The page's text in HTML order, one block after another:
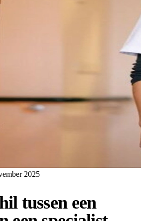
2025
tussen een